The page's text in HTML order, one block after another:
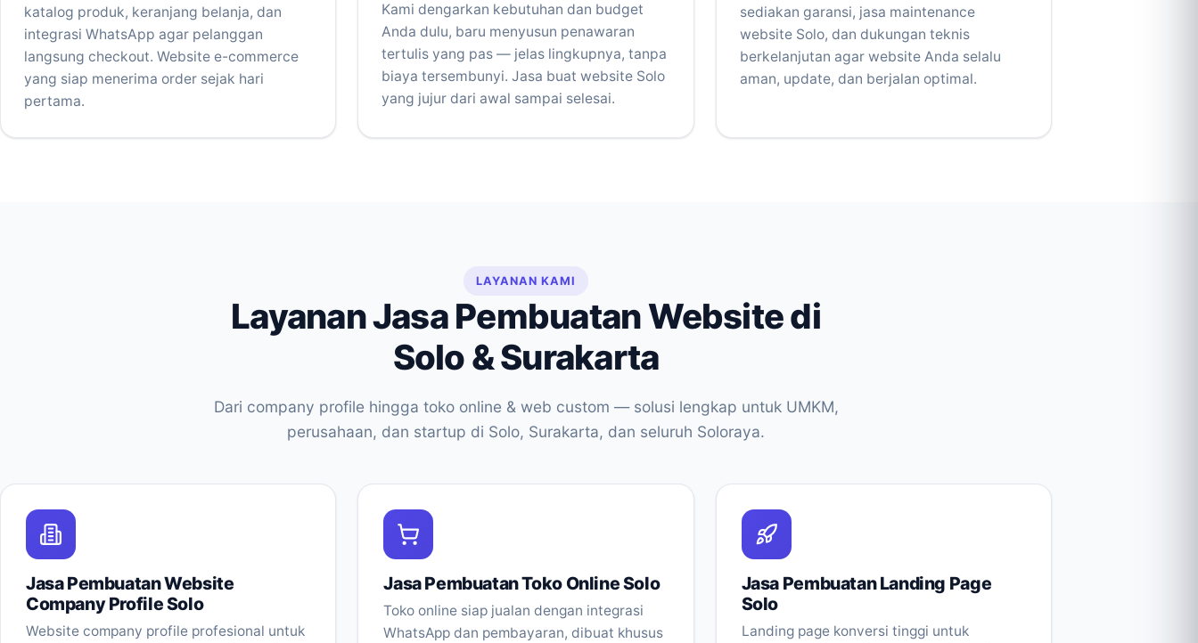
katalog produk, keranjang belanja, dan
integrasi WhatsApp agar pelanggan
langsung checkout. Website e-commerce
yang siap menerima order sejak hari
pertama.
Kami dengarkan kebutuhan dan budget
Anda dulu, baru menyusun penawaran
tertulis yang pas — jelas lingkupnya, tanpa
biaya tersembunyi. Jasa buat website Solo
yang jujur dari awal sampai selesai.
sediakan garansi, jasa maintenance
website Solo, dan dukungan teknis
berkelanjutan agar website Anda selalu
aman, update, dan berjalan optimal.
LAYANAN KAMI
Layanan Jasa Pembuatan Website di
Solo & Surakarta
Dari company profile hingga toko online & web custom — solusi lengkap untuk UMKM,
perusahaan, dan startup di Solo, Surakarta, dan seluruh Soloraya.
Jasa Pembuatan Website
Company Profile Solo
Website company profile profesional untuk
Jasa Pembuatan Toko Online Solo
Toko online siap jualan dengan integrasi
WhatsApp dan pembayaran, dibuat khusus
Jasa Pembuatan Landing Page
Solo
Landing page konversi tinggi untuk